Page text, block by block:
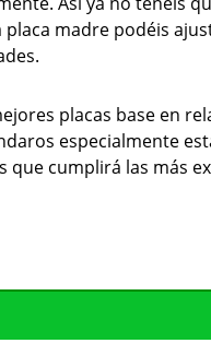
placa madre podéis
placas base en
especialmente
que cumplirá las más